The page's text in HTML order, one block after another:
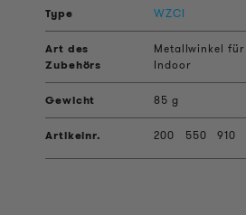
WZCI
Metallwinkel
Indoor
85 g
200 550 910